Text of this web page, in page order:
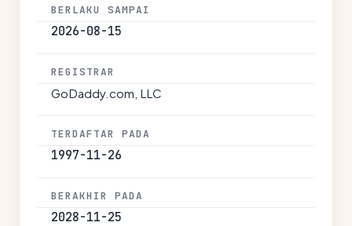
BERLAKU SAMPAI
2026-08-15
REGISTRAR
GoDaddy.com, LLC
TERDAFTAR PADA
1997-11-26
BERAKHIR PADA
2028-11-25